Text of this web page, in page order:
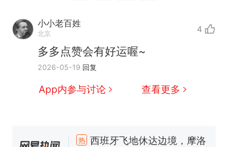
小小老百姓
北京 4
多多点赞会有好运喔~
2026-05-19 回复
App内参与讨论 查看更多
热 西班牙飞地休达边境，摩洛